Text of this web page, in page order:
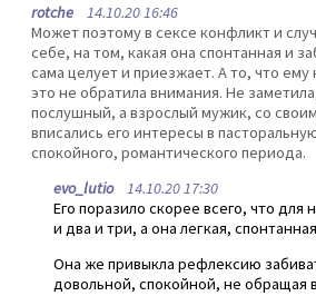
rotche 14.10.20 16:46
Может поэтому в сексе конфликт и
себе, на том, какая она спонтанная и
сама целует и приезжает. А то, что
это не обратила внимания. Не
послушный, а взрослый мужик, со
вписались его интересы в
спокойного, романтического периода.
evo_lutio14.10.20 17:30
Его поразило скорее всего, что для
и два и три, а она легкая,
Она же привыкла рефлексию
довольной, спокойной, не обращая